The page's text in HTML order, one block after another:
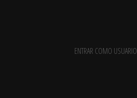
ENTRAR COMO USUARIO